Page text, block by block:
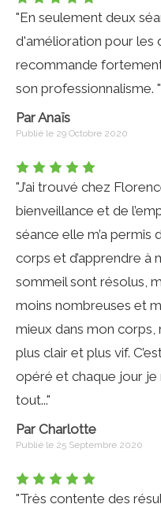
"En seulement deux
d'amélioration pour les
recommande
son professionnalisme. "
Par Anaïs
Publié le 29 Octobre 2020
"J’ai trouvé chez
bienveillance et de
séance elle m’a
corps et d’apprendre à
sommeil sont résolus,
moins nombreuses et
mieux dans mon
plus clair et plus vif.
opéré et chaque jour je
tout..."
Par Charlotte
Publié le 25 Septembre 2020
"Très contente des